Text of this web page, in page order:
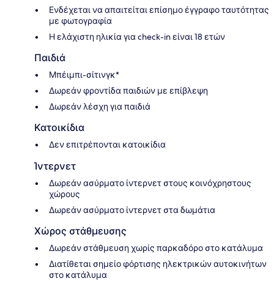
Ενδέχεται να απαιτείται επίσημο έγγραφο ταυτότητας
με φωτογραφία
Η ελάχιστη ηλικία για check-in είναι 18 ετών
Παιδιά
Μπέιμπι-σίτινγκ*
Δωρεάν φροντίδα παιδιών με επίβλεψη
Δωρεάν λέσχη για παιδιά
Κατοικίδια
Δεν επιτρέπονται κατοικίδια
Ίντερνετ
Δωρεάν ασύρματο ίντερνετ στους κοινόχρηστους
χώρους
Δωρεάν ασύρματο ίντερνετ στα δωμάτια
Χώρος στάθμευσης
Δωρεάν στάθμευση χωρίς παρκαδόρο στο κατάλυμα
Διατίθεται σημείο φόρτισης ηλεκτρικών αυτοκινήτων
στο κατάλυμα